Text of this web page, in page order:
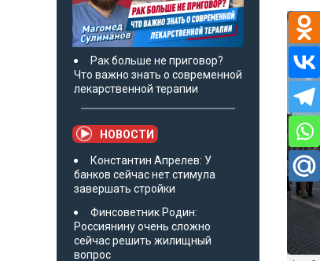
Рак больше не приговор?
Что важно знать о современной
лекарственной терапии
НОВОСТИ
Константин Апрелев: У
банков сейчас нет стимула
завершать стройки
Финсоветник Родин:
Россиянину очень сложно
сейчас решить жилищный
вопрос